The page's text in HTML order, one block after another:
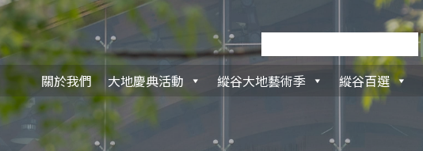
關於我們 大地慶典活動 縱谷大地藝術季 縱谷百選